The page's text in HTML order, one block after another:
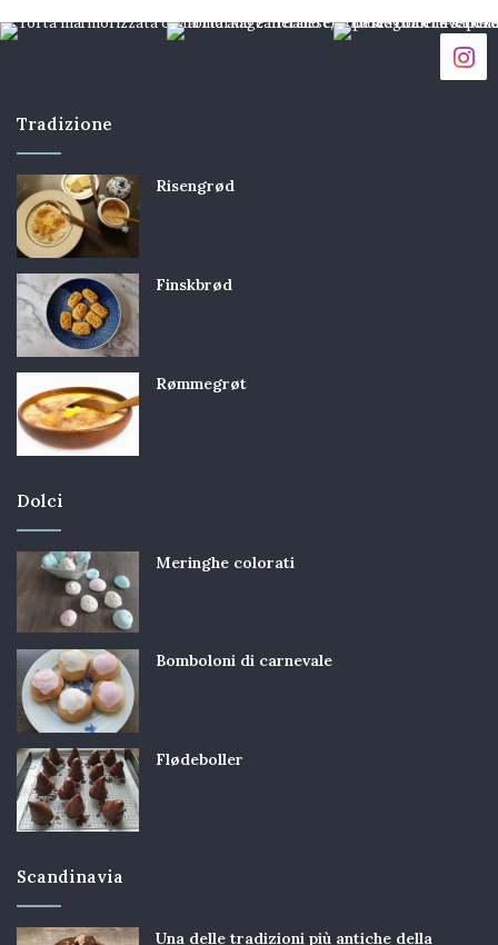
Tradizione
Risengrød
Finskbrød
Rømmegrøt
Dolci
Meringhe colorati
Bomboloni di carnevale
Flødeboller
Scandinavia
Una delle tradizioni più antiche della